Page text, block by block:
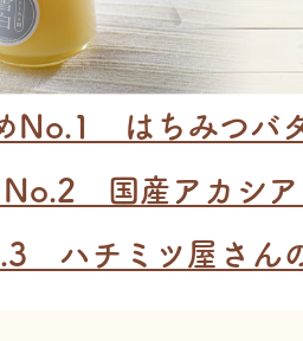
No.1 はちみつバ
No.2 国産アカシア
ハチミツ屋さん